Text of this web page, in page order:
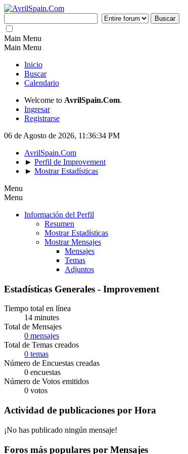
Main Menu
Main Menu
Inicio
Buscar
Calendario
Welcome to AvrilSpain.Com.
Ingresar
Registrarse
06 de Agosto de 2026, 11:36:34 PM
AvrilSpain.Com
► Perfil de Improvement
► Mostrar Estadísticas
Menu
Menu
Información del Perfil
Resumen
Mostrar Estadísticas
Mostrar Mensajes
Mensajes
Temas
Adjuntos
Estadísticas Generales - Improvement
Tiempo total en línea
14 minutes
Total de Mensajes
0 mensajes
Total de Temas creados
0 temas
Número de Encuestas creadas
0 encuestas
Número de Votos emitidos
0 votos
Actividad de publicaciones por Hora
¡No has publicado ningún mensaje!
Foros más populares por Mensajes